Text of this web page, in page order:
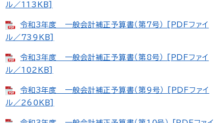
ル／113KB]
令和3年度 一般会計補正予算書（第7号） [PDFファイ
ル／739KB]
令和3年度 一般会計補正予算書（第8号） [PDFファイ
ル／102KB]
令和3年度 一般会計補正予算書（第9号） [PDFファイ
ル／260KB]